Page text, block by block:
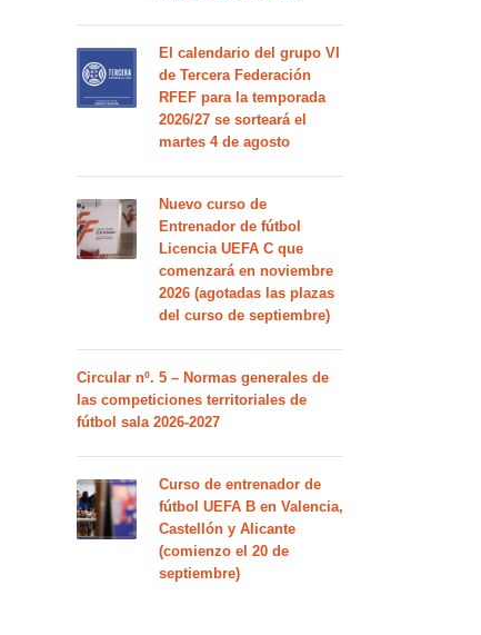
El calendario del grupo VI
de Tercera Federación
RFEF para la temporada
2026/27 se sorteará el
martes 4 de agosto
Nuevo curso de
Entrenador de fútbol
Licencia UEFA C que
comenzará en noviembre
2026 (agotadas las plazas
del curso de septiembre)
Circular nº. 5 – Normas generales de
las competiciones territoriales de
fútbol sala 2026-2027
Curso de entrenador de
fútbol UEFA B en Valencia,
Castellón y Alicante
(comienzo el 20 de
septiembre)